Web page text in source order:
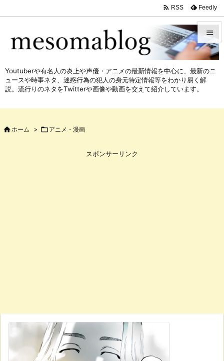



 RSS Feedly
Youtuberや有名人の炎上や声優・アニメの最新情報を中心に、最新のニ
ュースや時事ネタ、迷惑行為の犯人の身元特定情報等をわかり易く解
説。流行りのネタをTwitterや画像や動画を交えて紹介しています。
 ホーム >  アニメ・漫画
スポンサーリンク